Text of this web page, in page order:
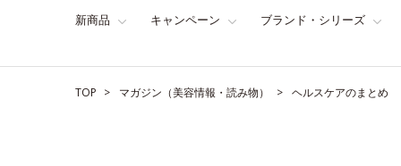
新商品 キャンペーン ブランド・シリーズ
TOP マガジン（美容情報・読み物） ヘルスケアのまとめ